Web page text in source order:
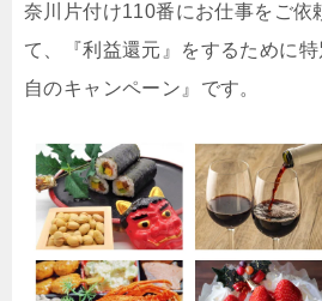
奈川片付け110番にお仕事をご依
て、『利益還元』をするために
自のキャンペーン』です。